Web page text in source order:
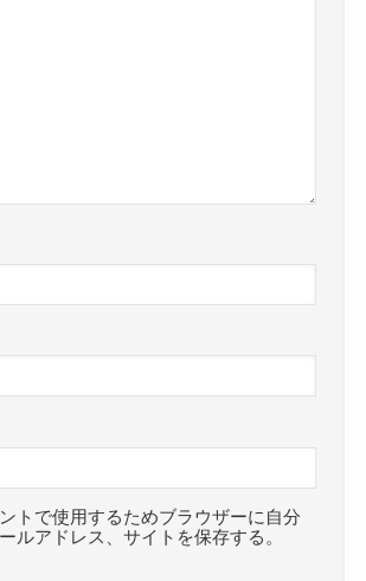
トで使用するためブラウザーに自分
ルアドレス、サイトを保存する。